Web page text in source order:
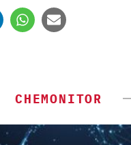
CHEMONITOR